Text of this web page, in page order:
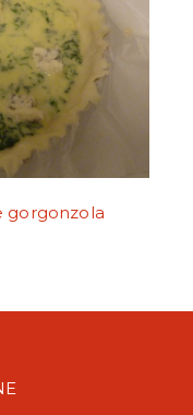
gorgonzola